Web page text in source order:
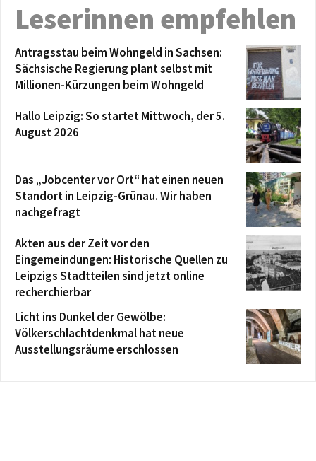
Leserinnen empfehlen
Antragsstau beim Wohngeld in Sachsen:
Sächsische Regierung plant selbst mit
Millionen-Kürzungen beim Wohngeld
Hallo Leipzig: So startet Mittwoch, der 5.
August 2026
Das „Jobcenter vor Ort“ hat einen neuen
Standort in Leipzig-Grünau. Wir haben
nachgefragt
Akten aus der Zeit vor den
Eingemeindungen: Historische Quellen zu
Leipzigs Stadtteilen sind jetzt online
recherchierbar
Licht ins Dunkel der Gewölbe:
Völkerschlachtdenkmal hat neue
Ausstellungsräume erschlossen